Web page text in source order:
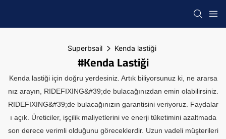
Superbsail Kenda lastiği
#Kenda Lastiği
Kenda lastiği için doğru yerdesiniz. Artık biliyorsunuz ki, ne ararsa
nız arayın, RIDEFIXING&#39;de bulacağınızdan emin olabilirsiniz.
RIDEFIXING&#39;de bulacağınızın garantisini veriyoruz. Faydalar
ı açık. Üreticiler, işçilik maliyetlerini ve enerji tüketimini azaltmada
son derece verimli olduğunu göreceklerdir. Uzun vadeli müşterileri